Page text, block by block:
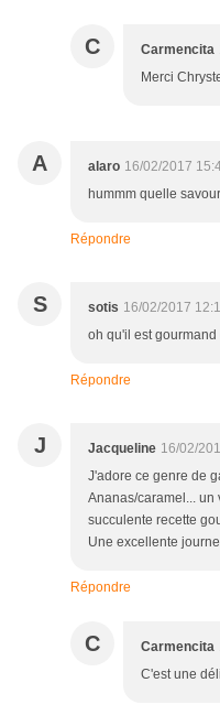
C Carmencita
Merci
A alaro 16/02/2017
hummm quelle
Répondre
S sotis 16/02/2017
oh qu'il est
Répondre
J Jacqueline 16/02/
J'adore ce genre de
Ananas/caramel... un
succulente recette
Une excellente
Répondre
C Carmencita
C'est une